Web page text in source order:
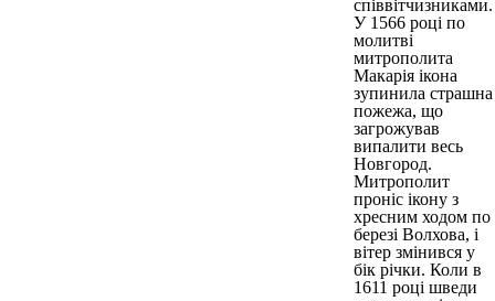
співвітчизниками.
У 1566 році по
молитві
митрополита
Макарія ікона
зупинила страшна
пожежа, що
загрожував
випалити весь
Новгород.
Митрополит
проніс ікону з
хресним ходом по
березі Волхова, і
вітер змінився у
бік річки. Коли в
1611 році шведи